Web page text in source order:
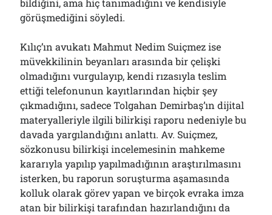
bildiğini, ama hiç tanımadığını ve kendisiyle
görüşmediğini söyledi.
Kılıç’ın avukatı Mahmut Nedim Suiçmez ise
müvekkilinin beyanları arasında bir çelişki
olmadığını vurgulayıp, kendi rızasıyla teslim
ettiği telefonunun kayıtlarından hiçbir şey
çıkmadığını, sadece Tolgahan Demirbaş’ın dijital
materyalleriyle ilgili bilirkişi raporu nedeniyle bu
davada yargılandığını anlattı. Av. Suiçmez,
sözkonusu bilirkişi incelemesinin mahkeme
kararıyla yapılıp yapılmadığının araştırılmasını
isterken, bu raporun soruşturma aşamasında
kolluk olarak görev yapan ve birçok evraka imza
atan bir bilirkişi tarafından hazırlandığını da